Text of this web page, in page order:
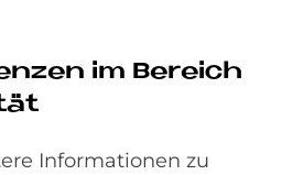
im Be­reich
Informationen zu